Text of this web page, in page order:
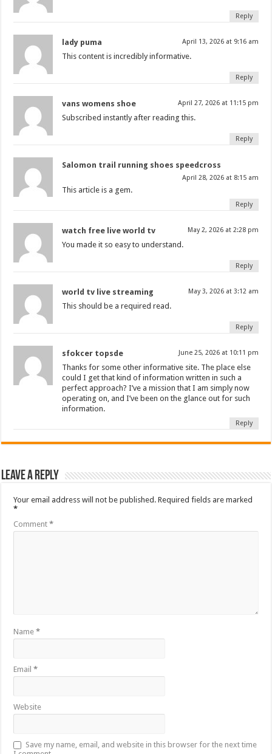
Reply
lady puma April 13, 2026 at 9:16 am
This content is incredibly informative.
Reply
vans womens shoe April 27, 2026 at 11:15 pm
Subscribed instantly after reading this.
Reply
Salomon trail running shoes speedcross
April 28, 2026 at 8:15 am
This article is a gem.
Reply
watch free live world tv May 2, 2026 at 2:28 pm
You made it so easy to understand.
Reply
world tv live streaming May 3, 2026 at 3:12 am
This should be a required read.
Reply
sfokcer topsde June 25, 2026 at 10:11 pm
Thanks for some other informative site. The place else
could I get that kind of information written in such a
perfect approach? I’ve a mission that I am simply now
operating on, and I’ve been on the glance out for such
information.
Reply
Leave a Reply
Your email address will not be published. Required fields are marked
*
Comment*
Name*
Email*
Website
Save my name, email, and website in this browser for the next time